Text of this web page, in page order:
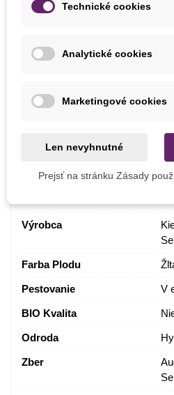
sa začínajúvytvárať hľuzy.
Detaily produktu
PARAMETRE
Výsev
Stanovište
Výrobca
Farba Plodu
Pestovanie V
BIO Kvalita
Odroda
Zber
Technické cookies
Analytické cookies
Marketingové cookies
Len nevyhnutné
Prejsť na stránku Zásady